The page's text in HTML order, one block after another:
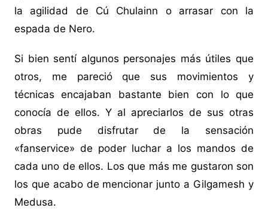
la agilidad de Cú Chulainn o arrasar con la
espada de Nero.
Si bien sentí algunos personajes más útiles que
otros, me pareció que sus movimientos y
técnicas encajaban bastante bien con lo que
conocía de ellos. Y al apreciarlos de sus otras
obras pude disfrutar de la sensación
«fanservice» de poder luchar a los mandos de
cada uno de ellos. Los que más me gustaron son
los que acabo de mencionar junto a Gilgamesh y
Medusa.